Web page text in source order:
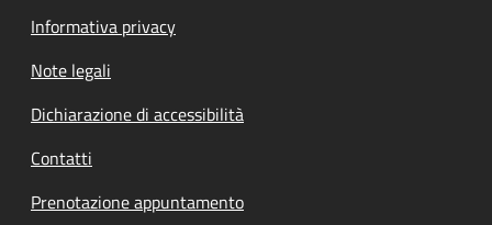
Informativa privacy
Note legali
Dichiarazione di accessibilità
Contatti
Prenotazione appuntamento